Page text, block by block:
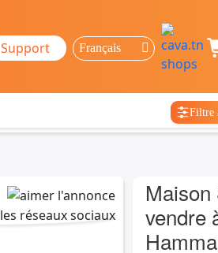
Support
Filtre
Maison
vendre